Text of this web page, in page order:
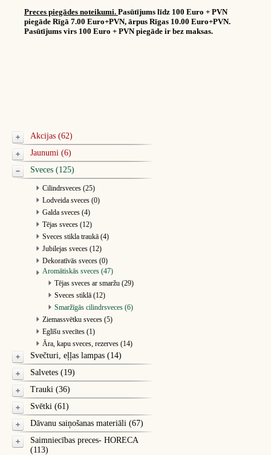
Preces piegādes noteikumi. Pasūtījums līdz 100 Euro + PVN
piegāde Rīgā 7.00 Euro+PVN, ārpus Rīgas 10.00 Euro+PVN.
Pasūtījums virs 100 Euro + PVN piegāde ir bez maksas.
Akcijas (62)
Jaunumi (6)
Sveces (125)
Cilindrsveces (25)
Lodveida sveces (0)
Galda sveces (4)
Tējas sveces (12)
Sveces stikla traukā (4)
Jubilejas sveces (12)
Dekoratīvās sveces (0)
Aromātiskās sveces (47)
Tējas sveces ar smaržu (29)
Sveces stiklā (12)
Smaržīgās cilindrsveces (6)
Ziemassvētku sveces (5)
Eglīšu svecītes (1)
Āra, kapu sveces, rezerves (14)
Svečturi, eļļas lampas (14)
Salvetes (19)
Trauki (36)
Svētki (61)
Dāvanu saiņošanas materiāli (67)
Saimniecības preces- HORECA
(113)